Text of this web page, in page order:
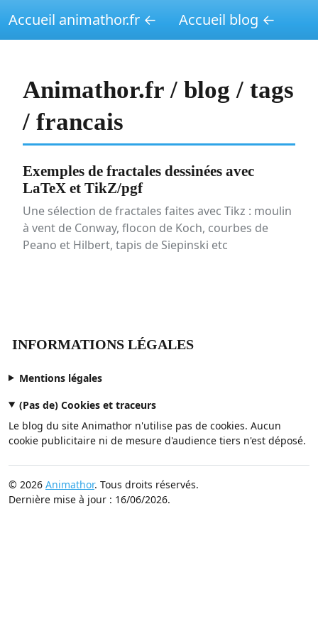
Accueil animathor.fr ← Accueil blog ←
Animathor.fr / blog / tags
/ francais
Exemples de fractales dessinées avec
LaTeX et TikZ/pgf
Une sélection de fractales faites avec Tikz : moulin
à vent de Conway, flocon de Koch, courbes de
Peano et Hilbert, tapis de Siepinski etc
INFORMATIONS LÉGALES
Mentions légales
(Pas de) Cookies et traceurs
Le blog du site Animathor n'utilise pas de cookies. Aucun
cookie publicitaire ni de mesure d'audience tiers n'est déposé.
© 2026 Animathor. Tous droits réservés.
Dernière mise à jour : 16/06/2026.